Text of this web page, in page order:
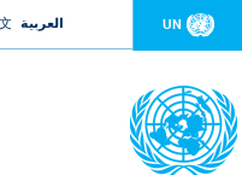
UN العربية